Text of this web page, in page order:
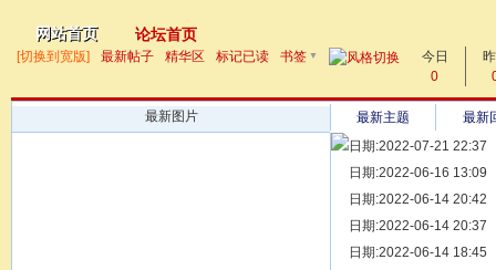
网站首页 论坛首页
帖子
[切换到宽版] 最新帖子 精华区 标记已读 书签 ▼
今日
0
最新图片 最新主题
最新
日期:2022-07-21 22:37
[ 宗亲新闻 ] 同为宗亲，
日期:2022-06-16 13:09
[ 族谱知识 ] 漫话辈份
日期:2022-06-14 20:42
[ 族谱知识 ] 修族谱的用
日期:2022-06-14 20:37
[ 族谱知识 ] 一元等于多
日期:2022-06-14 18:45